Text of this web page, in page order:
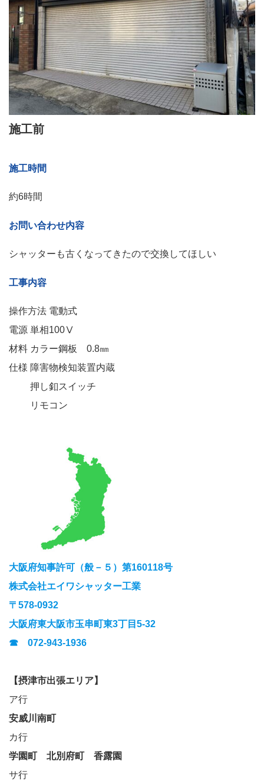
施工前
施工時間
約6時間
お問い合わせ内容
シャッターも古くなってきたので交換してほしい
工事内容
操作方法 電動式
電源 単相100Ⅴ
材料 カラー鋼板 0.8㎜
仕様 障害物検知装置内蔵
押し釦スイッチ
リモコン
大阪府知事許可（般－５）第160118号
株式会社エイワシャッター工業
〒578-0932
大阪府東大阪市玉串町東3丁目5-32
☎ 072-943-1936
【摂津市出張エリア】
ア行
安威川南町
カ行
学園町
北別府町
香露園
サ行